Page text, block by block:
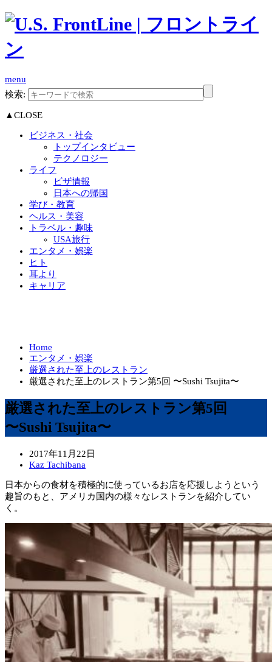
menu
検索:
▲CLOSE
ビジネス・社会
トップインタビュー
テクノロジー
ライフ
ビザ情報
日本への帰国
学び・教育
ヘルス・美容
トラベル・趣味
USA旅行
エンタメ・娯楽
ヒト
耳より
キャリア
Home
エンタメ・娯楽
厳選された至上のレストラン
厳選された至上のレストラン第5回 〜Sushi Tsujita〜
厳選された至上のレストラン第5回
〜Sushi Tsujita〜
2017年11月22日
Kaz Tachibana
日本からの食材を積極的に使っているお店を応援しようという
趣旨のもと、アメリカ国内の様々なレストランを紹介してい
く。